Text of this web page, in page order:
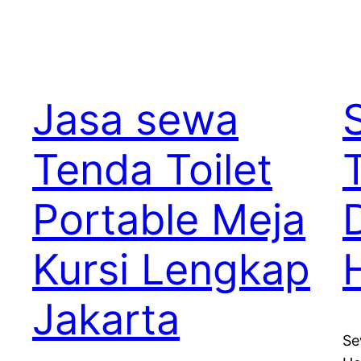
Jasa sewa
Tenda Toilet
Portable Meja
Kursi Lengkap
Jakarta